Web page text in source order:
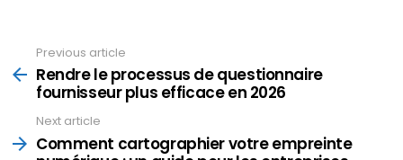
more
Previous article
Rendre le processus de questionnaire
fournisseur plus efficace en 2026
Next article
Comment cartographier votre empreinte